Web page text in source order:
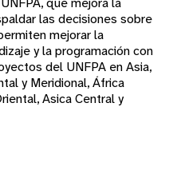
las decisiones sobre
mejorar la
y la programación con
del UNFPA en Asia,
y Meridional, África
Asica Central y